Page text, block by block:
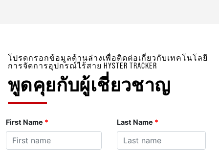
โปรดกรอกข้อมูลด้านล่างเพื่อติดต่อเกี่ยวกับเทคโนโลยี
การจัดการอุปกรณ์ไร้สาย HYSTER TRACKER
พูดคุยกับผู้เชี่ยวชาญ